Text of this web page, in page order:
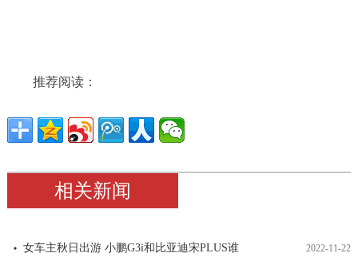
推荐阅读：
相关新闻
女车主秋日出游 小鹏G3i和比亚迪宋PLUS谁 2022-11-22